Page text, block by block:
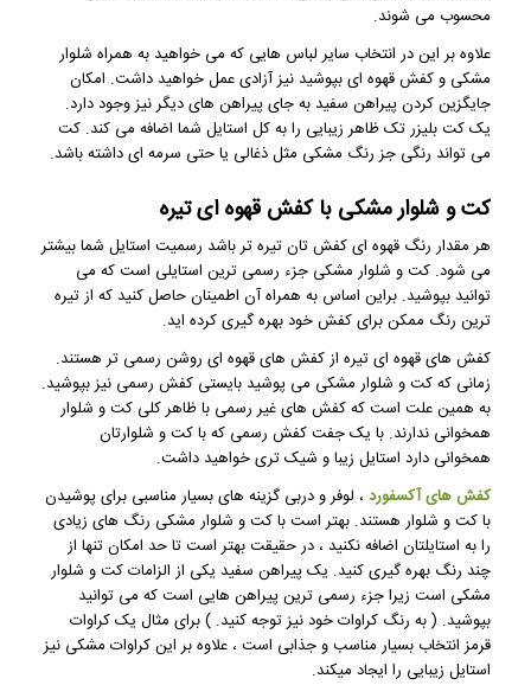
محسوب می شوند.
علاوه بر این در انتخاب سایر لباس هایی که می خواهید به همراه شلوار
مشکی و کفش قهوه ای بپوشید نیز آزادی عمل خواهید داشت. امکان
جایگزین کردن پیراهن سفید به جای پیراهن های دیگر نیز وجود دارد.
یک کت بلیزر تک ظاهر زیبایی را به کل استایل شما اضافه می کند. کت
می تواند رنگی جز رنگ مشکی مثل ذغالی یا حتی سرمه ای داشته باشد.
کت و شلوار مشکی با کفش قهوه ای تیره
هر مقدار رنگ قهوه ای کفش تان تیره تر باشد رسمیت استایل شما بیشتر
می شود. کت و شلوار مشکی جزء رسمی ترین استایلی است که می
توانید بپوشید. براین اساس به همراه آن اطمینان حاصل کنید که از تیره
ترین رنگ ممکن برای کفش خود بهره گیری کرده اید.
کفش های قهوه ای تیره از کفش های قهوه ای روشن رسمی تر هستند.
زمانی که کت و شلوار مشکی می پوشید بایستی کفش رسمی نیز بپوشید.
به همین علت است که کفش های غیر رسمی با ظاهر کلی کت و شلوار
همخوانی ندارند. با یک جفت کفش رسمی که با کت و شلوارتان
همخوانی دارد استایل زیبا و شیک تری خواهید داشت.
کفش های آکسفورد ، لوفر و دربی گزینه های بسیار مناسبی برای پوشیدن
با کت و شلوار هستند. بهتر است با کت و شلوار مشکی رنگ های زیادی
را به استایلتان اضافه نکنید ، در حقیقت بهتر است تا حد امکان تنها از
چند رنگ بهره گیری کنید. یک پیراهن سفید یکی از الزامات کت و شلوار
مشکی است زیرا جزء رسمی ترین پیراهن هایی است که می توانید
بپوشید. ( به رنگ کراوات خود نیز توجه کنید. ) برای مثال یک کراوات
قرمز انتخاب بسیار مناسب و جذابی است ، علاوه بر این کراوات مشکی نیز
استایل زیبایی را ایجاد میکند.